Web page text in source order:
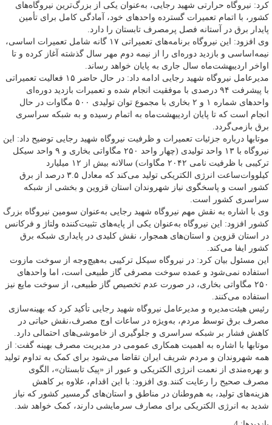
کرد: نیروگاه حرارتی شهید رجایی، به‌عنوان یکی از بزرگ‌ترین نیروگاه‌های
کشور، با اتمام تعمیرات گسترده واحدهای خود، آمادگی کامل برای تأمین
پایدار برق در آستانه فصل پرمصرف تابستان را دارد.
وی افزود: این نیروگاه برنامه‌های تعمیراتی ۱۷ گانه شامل تعمیرات اساسی،
نیمه‌اساسی و بازدید دوره‌ای را از نیمه دوم مهر سال گذشته آغاز کرده و تا
اواخر اردیبهشت‌ماه سال جاری به پایان خواهد رساند.
مدیرعامل نیروگاه شهید رجایی ادامه داد: در حال حاضر ۱۵ فعالیت تعمیراتی
با پیشرفت ۹۴ درصدی با موفقیت انجام شده و تعمیرات بازدید دوره‌ای
واحدهای شماره ۱ و ۲ بخاری با مجموع توان تولیدی ۵۰۰ مگاوات در حال
انجام است که تا پایان اردیبهشت‌ماه به اتمام رسیده و به شبکه سراسری
برق بازمی‌گردد.
موتابها درباره جزئیات تعمیرات و ظرفیت نیروگاه شهید رجایی توضیح داد: این
نیروگاه با ۱۳ واحد تولیدی (چهار واحد ۲۵۰ مگاواتی بخاری و ۹ واحد سیکل
ترکیبی با ظرفیت نامی ۲۰۴۲ مگاوات) سالانه بیش از ۱۲ میلیارد
کیلووات‌ساعت انرژی الکتریکی تولید می‌کند که معادل ۳.۵ درصد از برق
کشور است و پاسخگوی نیاز شهروندان استان قزوین و بخشی از شبکه
سراسری کشور است.
وی با اشاره به نقش مهم نیروگاه شهید رجایی به‌عنوان سومین نیروگاه بزرگ
کشور افزود: این نیروگاه به‌عنوان یکی از پایه‌های تثبیت‌کننده ولتاژ و فرکانس
در استان قزوین و استان‌های همجوار، نقش کلیدی در پایداری شبکه برق
کشور ایفا می‌کند.
این مسئول بیان کرد: در نیروگاه سیکل ترکیبی به‌هیچ‌وجه از سوخت مازوت
استفاده نمی‌شود و عمده سوخت مصرفی گاز طبیعی است، اما واحدهای
۲۵۰ مگاواتی بخاری، در صورت عدم تخصیص گاز طبیعی، از سوخت مایع نیز
استفاده می‌کنند.
رئیس هیئت‌مدیره و مدیرعامل نیروگاه شهید رجایی تأکید کرد که بهینه‌سازی
مصرف برق توسط مردم، به‌ویژه در ساعات اوج مصرف،نقش حیاتی در
کاهش فشار بر شبکه سراسری و جلوگیری از خاموشی‌های احتمالی دارد.
موتابها با اشاره به اهمیت همکاری عمومی در مدیریت مصرف بهینه گفت: از
همه شهروندان و مردم شریف ایران تقاضا می‌شود برای کمک به تداوم تولید
و بهره‌مندی از نعمت انرژی الکتریکی و عبور از «پیک تابستان»، الگوی
مصرف صحیح را رعایت کنند.وی افزود: با این اقدام، علاوه بر کاهش
هزینه‌های تولید، به هم‌وطنان در مناطق و استان‌های گرمسیر کشور که نیاز
شدید به انرژی الکتریکی برای مصارف سرمایشی دارند، کمک خواهد شد.